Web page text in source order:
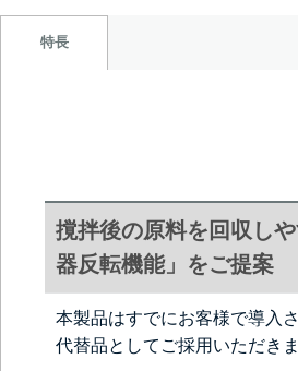
特長
撹拌後の原料を回収し
器反転機能」をご提案
本製品はすでにお客様で導入
代替品としてご採用いただきま